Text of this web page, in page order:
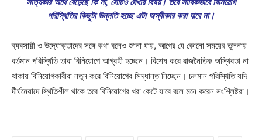
সত্যিকার অর্থে বেড়েছে কি না, সেটিও দেখার বিষয়। তবে সার্বিকভাবে বিনিয়োগ
পরিস্থিতির কিছুটা উন্নতি হচ্ছে এটা অস্বীকার করা যাবে না।
ব্যবসায়ী ও উদ্যোক্তাদের সঙ্গে কথা বলেও জানা যায়, আগের যে কোনো সময়ের তুলনায়
বর্তমান পরিস্থিতি তারা বিনিয়োগে আগ্রহী হচ্ছেন। বিশেষ করে রাজনৈতিক অস্থিরতা না
থাকায় বিনিয়োগকারীরা নতুন করে বিনিয়োগের সিদ্ধান্ত নিচ্ছেন। চলমান পরিস্থিতি যদি
দীর্ঘমেয়াদে স্থিতিশীল থাকে তবে বিনিয়োগের খরা কেটে যাবে বলে মনে করেন সংশ্লিষ্টরা।